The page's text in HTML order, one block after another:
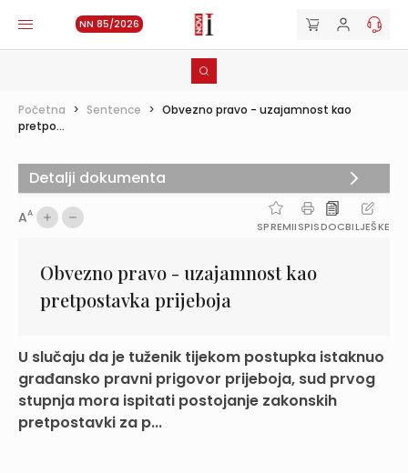
NN 85/2026
Početna > Sentence > Obvezno pravo - uzajamnost kao
pretpo...
AA
SPREMIISPISDOCBILJEŠKE
Obvezno pravo - uzajamnost kao
pretpostavka prijeboja
U slučaju da je tuženik tijekom postupka istaknuo
građansko pravni prigovor prijeboja, sud prvog
stupnja mora ispitati postojanje zakonskih
pretpostavki za p...
Detalji dokumenta